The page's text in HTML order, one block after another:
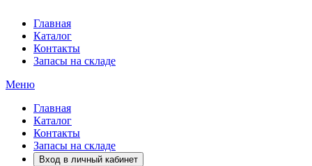
Главная
Каталог
Контакты
Запасы на складе
Меню
Главная
Каталог
Контакты
Запасы на складе
Вход в личный кабинет